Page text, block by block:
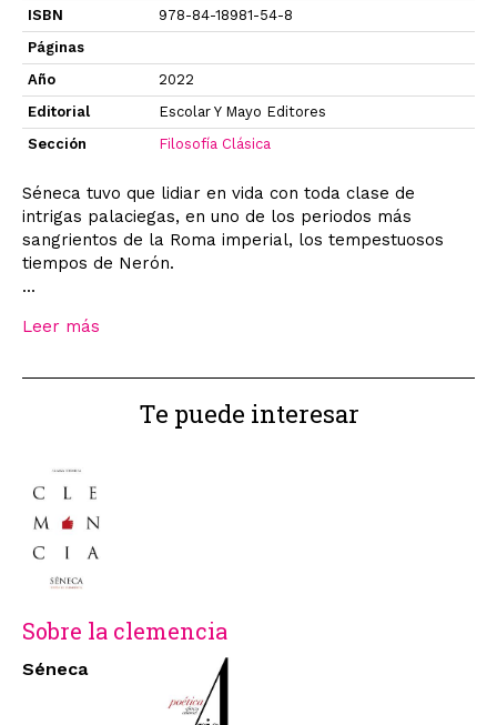
ISBN
978-84-18981-54-8
Páginas
Año
2022
Editorial
Escolar Y Mayo Editores
Sección
Filosofía Clásica
Séneca tuvo que lidiar en vida con toda clase de
intrigas palaciegas, en uno de los periodos más
sangrientos de la Roma imperial, los tempestuosos
tiempos de Nerón.
...
Leer más
Te puede interesar
Sobre la clemencia
Séneca